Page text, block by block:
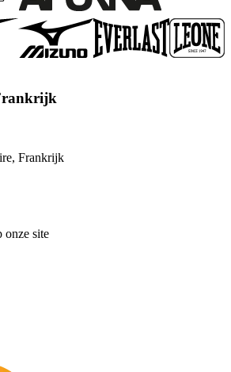
Frankrijk
onze site